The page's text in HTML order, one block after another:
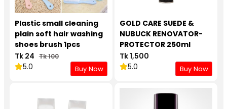
Plastic small cleaning
plain soft hair washing
shoes brush 1pcs
Tk 24 Tk 100
5.0 Buy Now
GOLD CARE SUEDE &
NUBUCK RENOVATOR-
PROTECTOR 250ml
Tk 1,500
5.0
Buy Now